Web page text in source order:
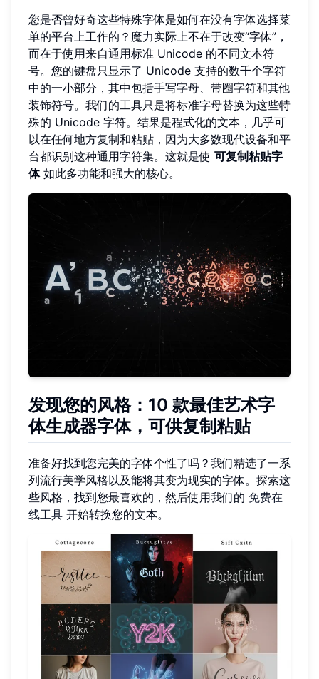
您是否曾好奇这些特殊字体是如何在没有字体选择菜
单的平台上工作的？魔力实际上不在于改变“字体”，
而在于使用来自通用标准 Unicode 的不同文本符
号。您的键盘只显示了 Unicode 支持的数千个字符
中的一小部分，其中包括手写字母、带圈字符和其他
装饰符号。我们的工具只是将标准字母替换为这些特
殊的 Unicode 字符。结果是程式化的文本，几乎可
以在任何地方复制和粘贴，因为大多数现代设备和平
台都识别这种通用字符集。这就是使 可复制粘贴字
体如此多功能和强大的核心。
发现您的风格：10 款最佳艺术字
体生成器字体，可供复制粘贴
准备好找到您完美的字体个性了吗？我们精选了一系
列流行美学风格以及能将其变为现实的字体。探索这
些风格，找到您最喜欢的，然后使用我们的 免费在
线工具 开始转换您的文本。